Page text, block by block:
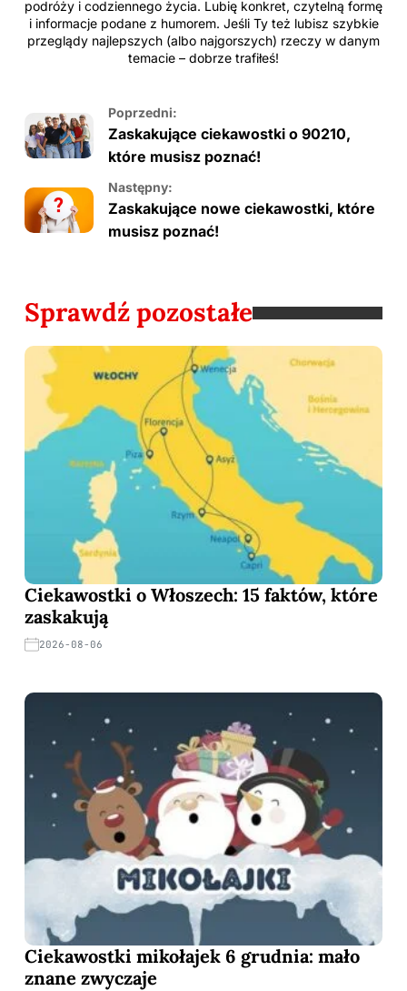
podróży i codziennego życia. Lubię konkret, czytelną formę
i informacje podane z humorem. Jeśli Ty też lubisz szybkie
przeglądy najlepszych (albo najgorszych) rzeczy w danym
temacie – dobrze trafiłeś!
Poprzedni:
Zaskakujące ciekawostki o 90210,
które musisz poznać!
Następny:
Zaskakujące nowe ciekawostki, które
musisz poznać!
Sprawdź pozostałe
Ciekawostki o Włoszech: 15 faktów, które
zaskakują
2026-08-06
Ciekawostki mikołajek 6 grudnia: mało
znane zwyczaje